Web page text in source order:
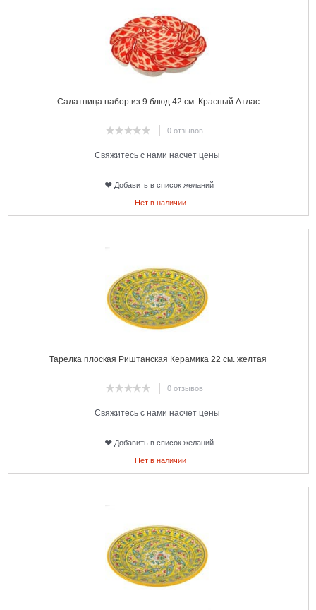
Салатница набор из 9 блюд 42 см. Красный Атлас
0 отзывов
Свяжитесь с нами насчет цены
Добавить в список желаний
Нет в наличии
Тарелка плоская Риштанская Керамика 22 см. желтая
0 отзывов
Свяжитесь с нами насчет цены
Добавить в список желаний
Нет в наличии